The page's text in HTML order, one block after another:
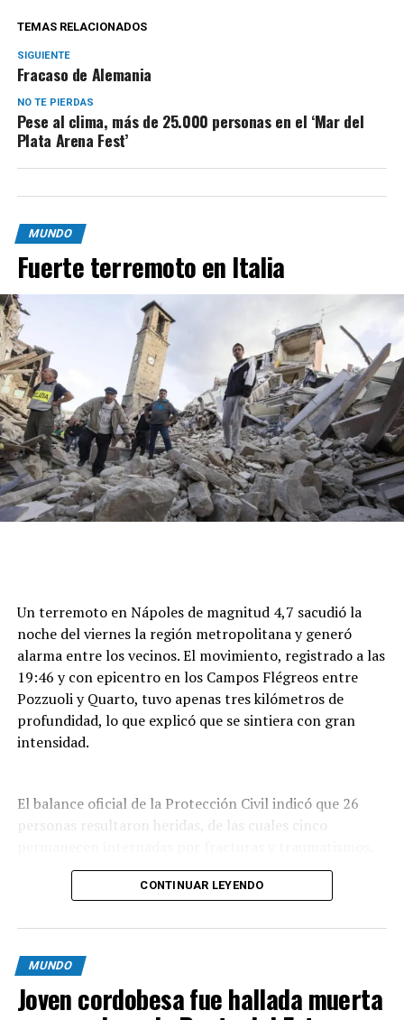
TEMAS RELACIONADOS
SIGUIENTE
Fracaso de Alemania
NO TE PIERDAS
Pese al clima, más de 25.000 personas en el ‘Mar del
Plata Arena Fest’
MUNDO
Fuerte terremoto en Italia
Un terremoto en Nápoles de magnitud 4,7 sacudió la
noche del viernes la región metropolitana y generó
alarma entre los vecinos. El movimiento, registrado a las
19:46 y con epicentro en los Campos Flégreos entre
Pozzuoli y Quarto, tuvo apenas tres kilómetros de
profundidad, lo que explicó que se sintiera con gran
intensidad.
El balance oficial de la Protección Civil indicó que 26
personas resultaron heridas, de las cuales cinco
Además, por daños en distintos inmuebles se evacuó de
forma preventiva a unas 300 personas,
que sufrió el mayor impacto del sismo.
Las imágenes que circularon muestran
desprendimientos de rocas y pilas de escombros; en
CONTINUAR LEYENDO
MUNDO
Joven cordobesa fue hallada muerta